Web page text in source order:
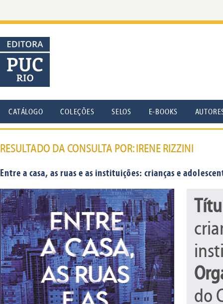
CATÁLOGO COLEÇÕES SELOS E-BOOKS
RESULTADO DA CONSULTA POR: IRENE RIZZINI
Entre a casa, as ruas e as instituições: crianças e
do